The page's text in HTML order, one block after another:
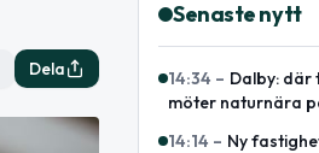
Dela
Senaste nytt
14:34 – Dalby: där
möter naturnära
14:14 – Ny